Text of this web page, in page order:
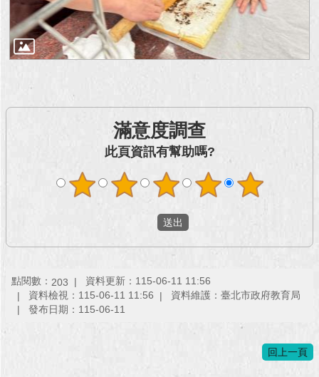
滿意度調查
此頁資訊有幫助嗎?
點閱數： 203
資料更新：115-06-11 11:56
資料檢視：115-06-11 11:56
資料維護：臺北市政府教育局
發布日期：115-06-11
回上一頁